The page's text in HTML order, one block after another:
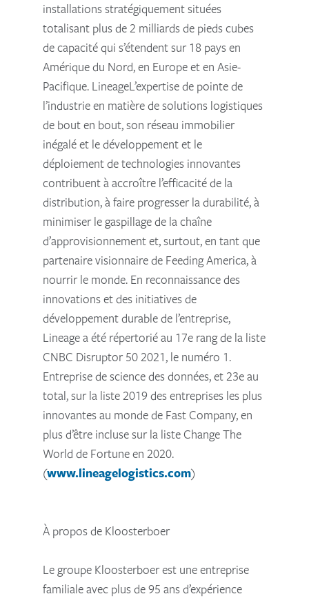
installations stratégiquement situées
totalisant plus de 2 milliards de pieds cubes
de capacité qui s’étendent sur 18 pays en
Amérique du Nord, en Europe et en Asie-
Pacifique. LineageL’expertise de pointe de
l’industrie en matière de solutions logistiques
de bout en bout, son réseau immobilier
inégalé et le développement et le
déploiement de technologies innovantes
contribuent à accroître l’efficacité de la
distribution, à faire progresser la durabilité, à
minimiser le gaspillage de la chaîne
d’approvisionnement et, surtout, en tant que
partenaire visionnaire de Feeding America, à
nourrir le monde. En reconnaissance des
innovations et des initiatives de
développement durable de l’entreprise,
Lineage a été répertorié au 17e rang de la liste
CNBC Disruptor 50 2021, le numéro 1.
Entreprise de science des données, et 23e au
total, sur la liste 2019 des entreprises les plus
innovantes au monde de Fast Company, en
plus d’être incluse sur la liste Change The
World de Fortune en 2020.
(www.lineagelogistics.com)
À propos de Kloosterboer
Le groupe Kloosterboer est une entreprise
familiale avec plus de 95 ans d’expérience